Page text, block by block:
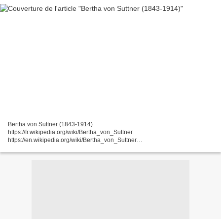
Bertha von Suttner (1843-1914)
https://fr.wikipedia.org/wiki/Bertha_von_Suttner
https://en.wikipedia.org/wiki/Bertha_von_Suttner
baronne von Suttner fut « une pacifiste autrichienne...